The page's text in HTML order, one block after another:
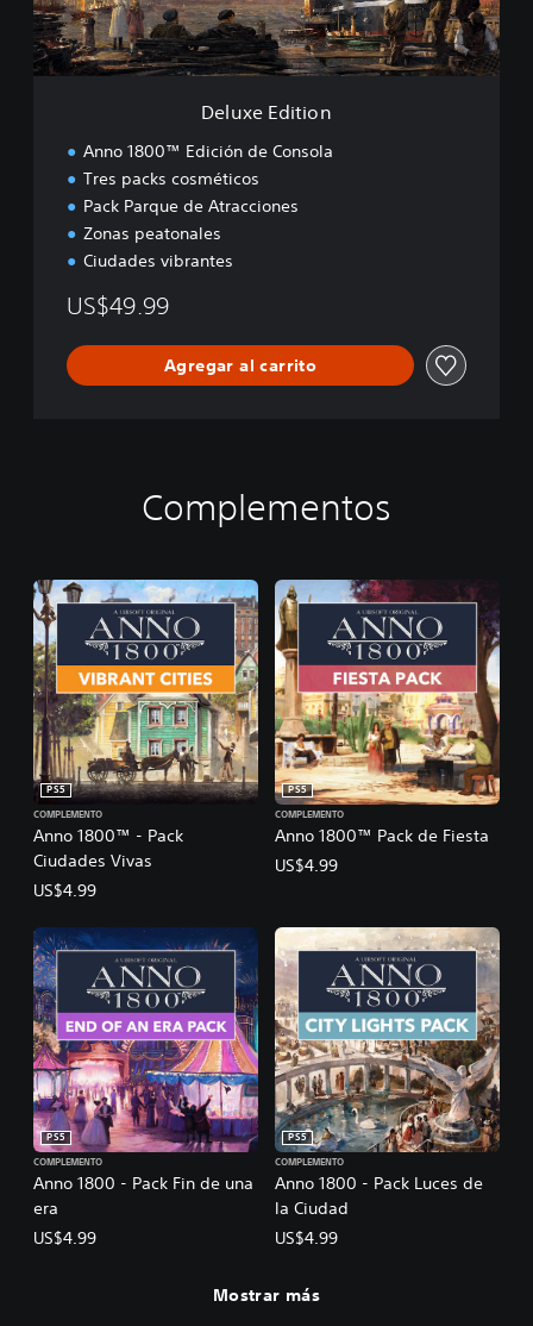
i
t
i
o
Deluxe Edition
Anno 1800™ Edición de Consola
Tres packs cosméticos
Pack Parque de Atracciones
Zonas peatonales
Ciudades vibrantes
US$49.99
Agregar al carrito
Complementos
Anno 1800™ - Pack
Ciudades Vivas
PS5
COMPLEMENTO
US$4.99
Anno 1800™ Pack de Fiesta
PS5
COMPLEMENTO
US$4.99
Anno 1800 - Pack Fin de una
era
PS5
COMPLEMENTO
US$4.99
Anno 1800 - Pack Luces de
la Ciudad
PS5
COMPLEMENTO
US$4.99
Mostrar más